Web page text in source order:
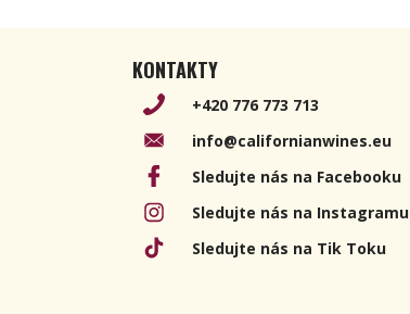
KONTAKTY
+420 776 773 713
info@californianwines.eu
Sledujte nás na Facebooku
Sledujte nás na Instagramu
Sledujte nás na Tik Toku